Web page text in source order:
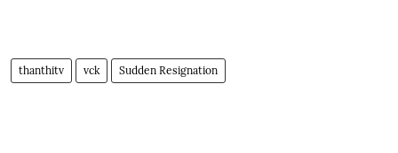
thanthitv vck Sudden Resignation